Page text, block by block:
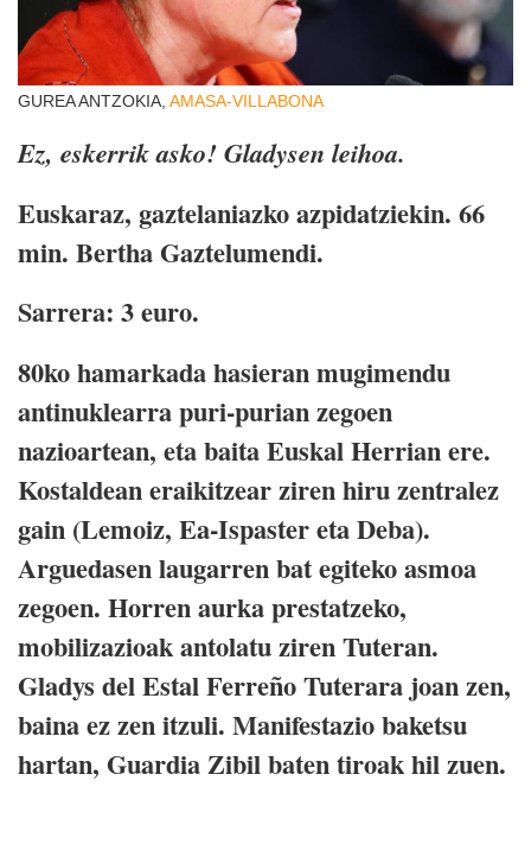
GUREA ANTZOKIA, AMASA-VILLABONA
Ez, eskerrik asko! Gladysen leihoa.
Euskaraz, gaztelaniazko azpidatziekin. 66
min. Bertha Gaztelumendi.
Sarrera: 3 euro.
80ko hamarkada hasieran mugimendu
antinuklearra puri-purian zegoen
nazioartean, eta baita Euskal Herrian ere.
Kostaldean eraikitzear ziren hiru zentralez
gain (Lemoiz, Ea-Ispaster eta Deba).
Arguedasen laugarren bat egiteko asmoa
zegoen. Horren aurka prestatzeko,
mobilizazioak antolatu ziren Tuteran.
Gladys del Estal Ferreño Tuterara joan zen,
baina ez zen itzuli. Manifestazio baketsu
hartan, Guardia Zibil baten tiroak hil zuen.